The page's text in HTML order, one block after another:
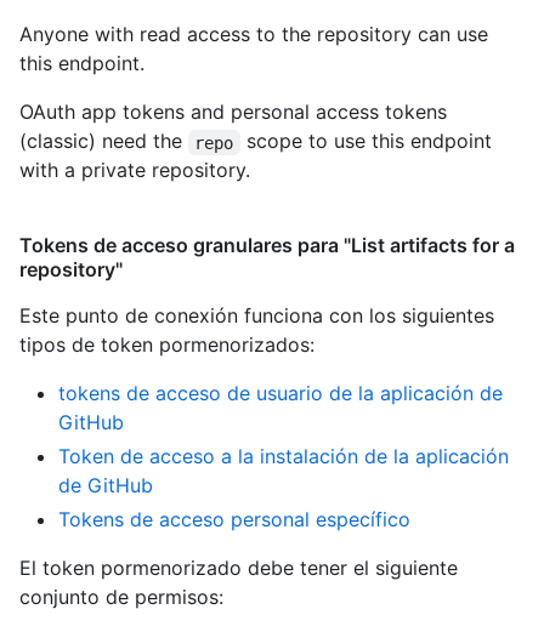
Anyone with read access to the repository can use
this endpoint.
OAuth app tokens and personal access tokens
(classic) need the
repo
scope to use this endpoint
with a private repository.
Tokens de acceso granulares para "List artifacts for a
repository"
Este punto de conexión funciona con los siguientes
tipos de token pormenorizados:
tokens de acceso de usuario de la aplicación de
GitHub
Token de acceso a la instalación de la aplicación
de GitHub
Tokens de acceso personal específico
El token pormenorizado debe tener el siguiente
conjunto de permisos: